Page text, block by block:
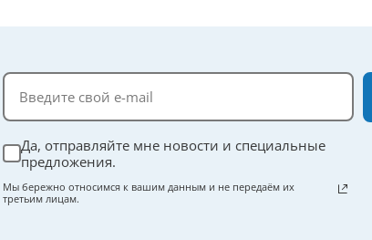
Да, отправляйте мне новости и специальные
предложения.
Мы бережно относимся к вашим данным и не передаём их
третьим лицам.